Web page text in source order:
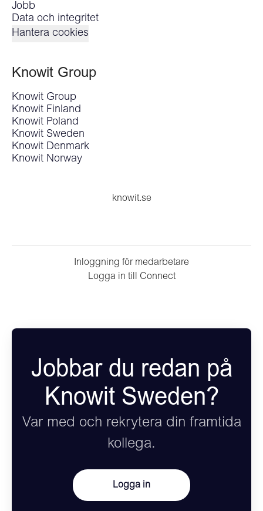
Jobb
Data och integritet
Hantera cookies
Knowit Group
Knowit Group
Knowit Finland
Knowit Poland
Knowit Sweden
Knowit Denmark
Knowit Norway
knowit.se
Inloggning för medarbetare
Logga in till Connect
Jobbar du redan på
Knowit Sweden?
Var med och rekrytera din framtida
kollega.
Logga in